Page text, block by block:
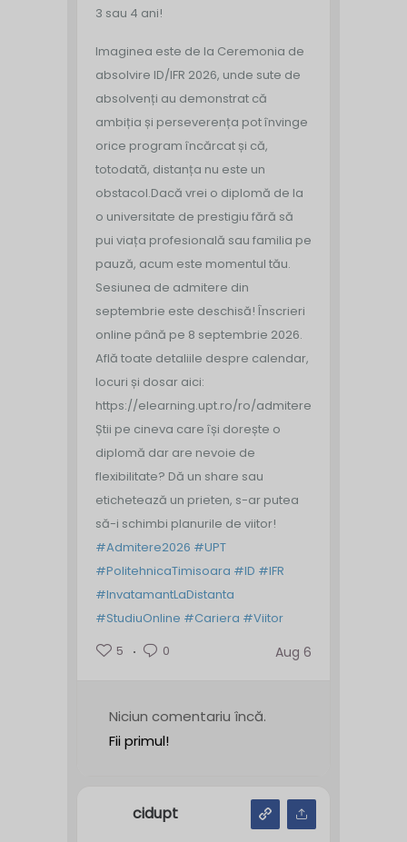
3 sau 4 ani!
Imaginea este de la Ceremonia de
absolvire ID/IFR 2026, unde sute de
absolvenți au demonstrat că
ambiția și perseverența pot învinge
orice program încărcat și că,
totodată, distanța nu este un
obstacol.Dacă vrei o diplomă de la
o universitate de prestigiu fără să
pui viața profesională sau familia pe
pauză, acum este momentul tău.
Sesiunea de admitere din
septembrie este deschisă! Înscrieri
online până pe 8 septembrie 2026.
Află toate detaliile despre calendar,
locuri și dosar aici:
https://elearning.upt.ro/ro/admitere/
Știi pe cineva care își dorește o
diplomă dar are nevoie de
flexibilitate? Dă un share sau
etichetează un prieten, s-ar putea
să-i schimbi planurile de viitor!
#Admitere2026 #UPT
#PolitehnicaTimisoara #ID #IFR
#InvatamantLaDistanta
#StudiuOnline #Cariera #Viitor
5
0 Aug 6
Niciun comentariu încă.
Fii primul!
cidupt